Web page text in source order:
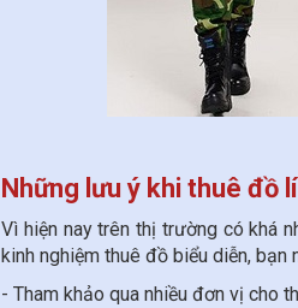
Những lưu ý khi thuê đồ
Vì hiện nay trên thị trường có khá
kinh nghiệm thuê đồ biểu diễn,
- Tham khảo qua nhiều đơn vị cho